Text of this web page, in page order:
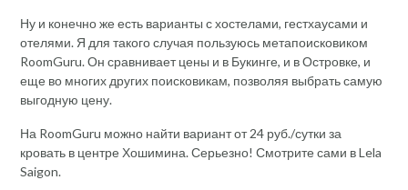
Ну и конечно же есть варианты с хостелами, гестхаусами и
отелями. Я для такого случая пользуюсь метапоисковиком
RoomGuru. Он сравнивает цены и в Букинге, и в Островке, и
еще во многих других поисковикам, позволяя выбрать самую
выгодную цену.
На RoomGuru можно найти вариант от 24 руб./сутки за
кровать в центре Хошимина. Серьезно! Смотрите сами в Lela
Saigon.